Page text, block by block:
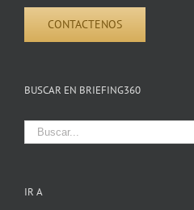
CONTACTENOS
BUSCAR EN BRIEFING360
Buscar:
IR A